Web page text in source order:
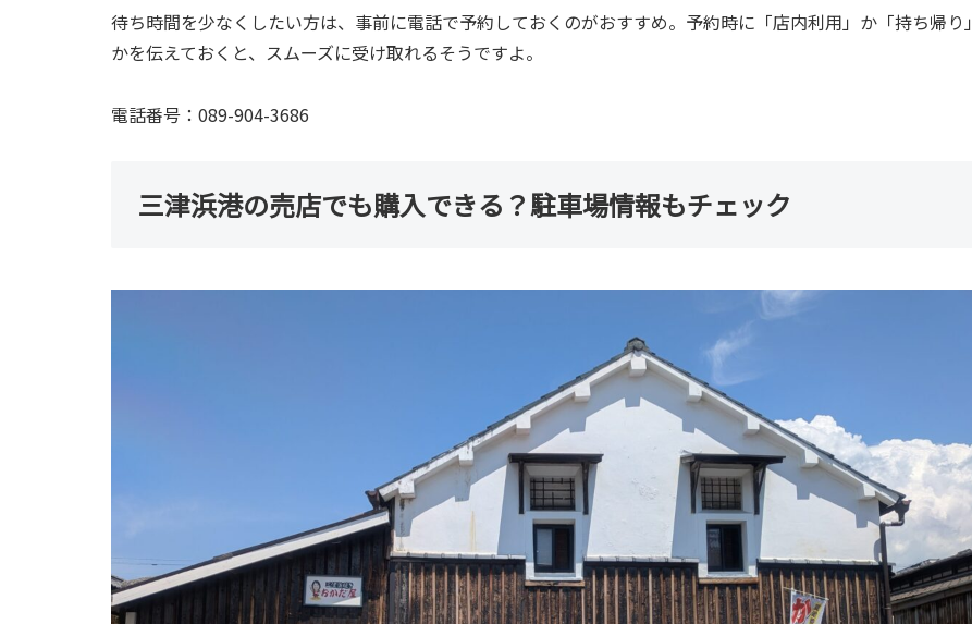
待ち時間を少なくしたい方は、事前に電話で予約しておくのがおすすめ。予約時に「店内利用」か「持ち帰り」
かを伝えておくと、スムーズに受け取れるそうですよ。
電話番号：089-904-3686
三津浜港の売店でも購入できる？駐車場情報もチェック